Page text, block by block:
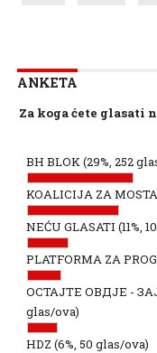
ANKETA
Za koga ćete glasati
BH BLOK(29%, 252
KOALICIJA ZA
NEĆU GLASATI (11%,
PLATFORMA ZA
ОСТАЈТЕ ОВДЈЕ -
glas/ova)
HDZ (6%, 50 glas/ova)